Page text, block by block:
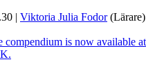
| Viktoria Julia Fodor(Lärare)
compendium is now available